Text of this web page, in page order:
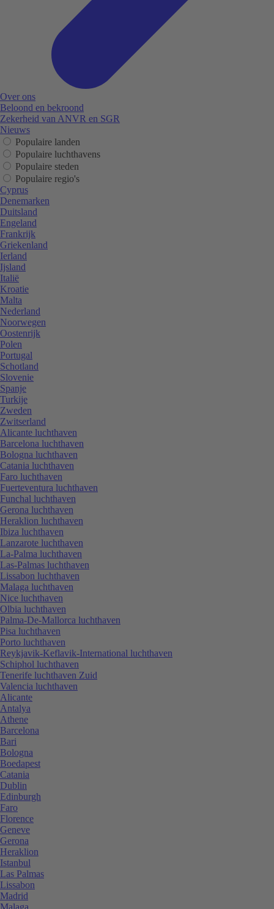
Over ons
Beloond en bekroond
Zekerheid van ANVR en SGR
Nieuws
Populaire landen
Populaire luchthavens
Populaire steden
Populaire regio's
Cyprus
Denemarken
Duitsland
Engeland
Frankrijk
Griekenland
Ierland
Ijsland
Italië
Kroatie
Malta
Nederland
Noorwegen
Oostenrijk
Polen
Portugal
Schotland
Slovenie
Spanje
Turkije
Zweden
Zwitserland
Alicante luchthaven
Barcelona luchthaven
Bologna luchthaven
Catania luchthaven
Faro luchthaven
Fuerteventura luchthaven
Funchal luchthaven
Gerona luchthaven
Heraklion luchthaven
Ibiza luchthaven
Lanzarote luchthaven
La-Palma luchthaven
Las-Palmas luchthaven
Lissabon luchthaven
Malaga luchthaven
Nice luchthaven
Olbia luchthaven
Palma-De-Mallorca luchthaven
Pisa luchthaven
Porto luchthaven
Reykjavik-Keflavik-International luchthaven
Schiphol luchthaven
Tenerife luchthaven Zuid
Valencia luchthaven
Alicante
Antalya
Athene
Barcelona
Bari
Bologna
Boedapest
Catania
Dublin
Edinburgh
Faro
Florence
Geneve
Gerona
Heraklion
Istanbul
Las Palmas
Lissabon
Madrid
Malaga